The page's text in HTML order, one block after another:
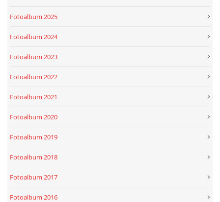
Fotoalbum 2025
Fotoalbum 2024
Fotoalbum 2023
Fotoalbum 2022
Fotoalbum 2021
Fotoalbum 2020
Fotoalbum 2019
Fotoalbum 2018
Fotoalbum 2017
Fotoalbum 2016